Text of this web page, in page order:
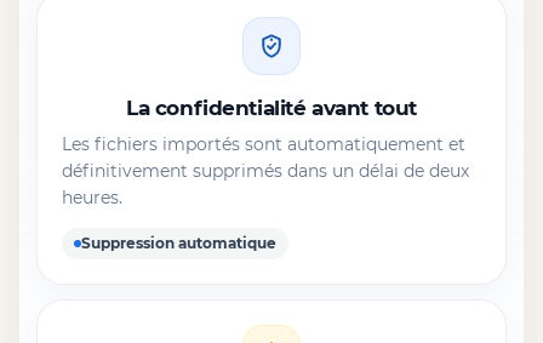
La confidentialité avant tout
Les fichiers importés sont automatiquement et
définitivement supprimés dans un délai de deux
heures.
Suppression automatique